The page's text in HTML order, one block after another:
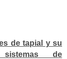
de tapial y su
sistemas de